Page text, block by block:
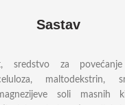
Sastav
sredstvo za
maltodekstrin,
soli masnih